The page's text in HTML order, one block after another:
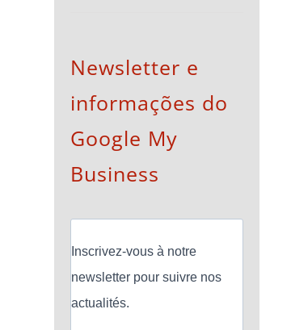
Newsletter e
informações do
Google My
Business
Inscrivez-vous à notre
newsletter pour suivre nos
actualités.